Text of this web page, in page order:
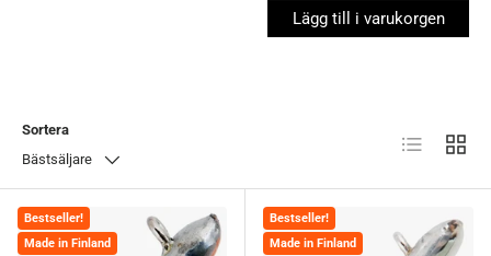
Lägg till i varukorgen
Sortera
Bästsäljare
Lista Rutnät
Bestseller!
Made in Finland
Bestseller!
Made in Finland